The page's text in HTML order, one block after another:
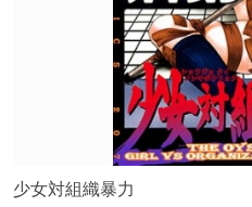
少女対組織暴力